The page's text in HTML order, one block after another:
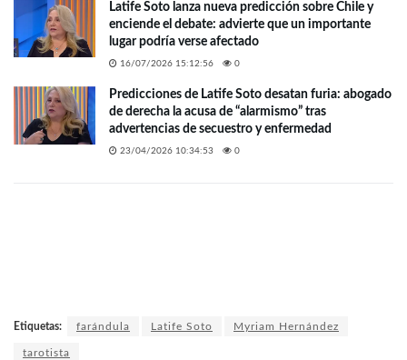
Latife Soto lanza nueva predicción sobre Chile y
enciende el debate: advierte que un importante
lugar podría verse afectado
16/07/2026 15:12:56 0
Predicciones de Latife Soto desatan furia: abogado
de derecha la acusa de “alarmismo” tras
advertencias de secuestro y enfermedad
23/04/2026 10:34:53 0
Etiquetas: farándula Latife Soto Myriam Hernández
tarotista